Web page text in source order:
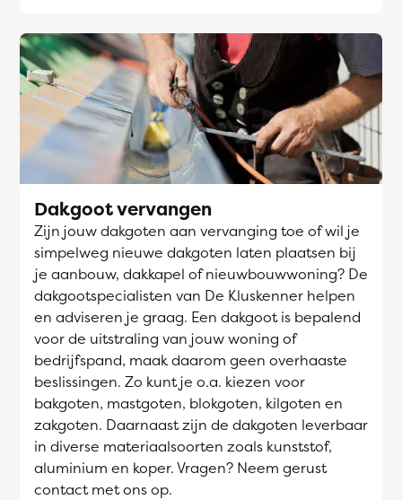
Dakgoot vervangen
Zijn jouw dakgoten aan vervanging toe of wil je
simpelweg nieuwe dakgoten laten plaatsen bij
je aanbouw, dakkapel of nieuwbouwwoning? De
dakgootspecialisten van De Kluskenner helpen
en adviseren je graag. Een dakgoot is bepalend
voor de uitstraling van jouw woning of
bedrijfspand, maak daarom geen overhaaste
beslissingen. Zo kunt je o.a. kiezen voor
bakgoten, mastgoten, blokgoten, kilgoten en
zakgoten. Daarnaast zijn de dakgoten leverbaar
in diverse materiaalsoorten zoals kunststof,
aluminium en koper. Vragen? Neem gerust
contact met ons op.